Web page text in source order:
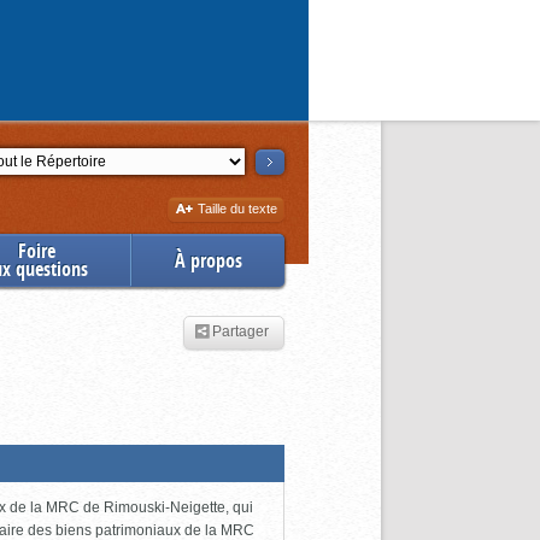
Augmenter
la
Taille du texte
Foire
questions À propos
Partager
de la MRC de Rimouski-Neigette, qui
des biens patrimoniaux de la MRC